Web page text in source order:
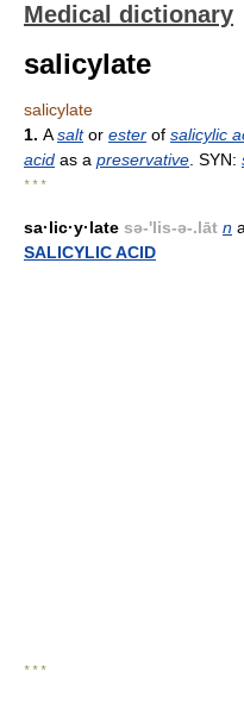
Medical dictionary
salicylate
salicylate
1. Asaltor ester of salicylic
acid as a preservative . SYN:
* * *
sa·lic·y·late sə-'lis-ə-.lāt n
SALICYLIC ACID
* * *